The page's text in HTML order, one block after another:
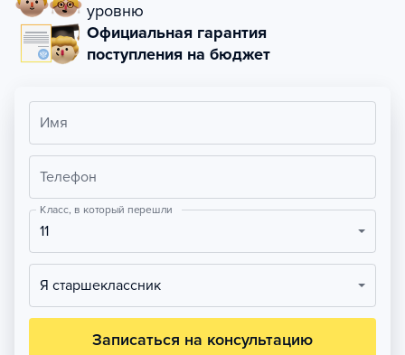
уровню
Официальная гарантия
поступления на бюджет
Имя
Телефон
Класс, в который перешли
11
Я старшеклассник
Записаться на консультацию